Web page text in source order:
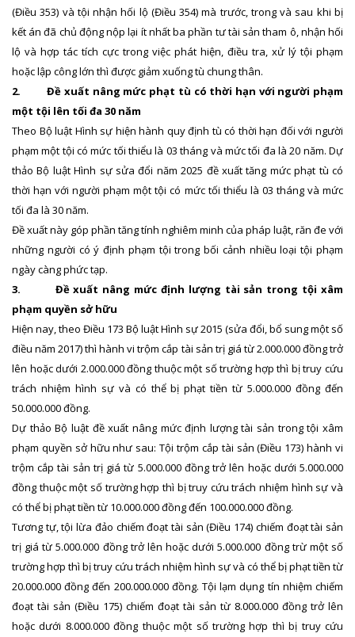
(Điều 353) và tội nhận hối lộ (Điều 354) mà trước, trong và sau khi bị
kết án đã chủ động nộp lại ít nhất ba phần tư tài sản tham ô, nhận hối
lộ và hợp tác tích cực trong việc phát hiện, điều tra, xử lý tội phạm
hoặc lập công lớn thì được giảm xuống tù chung thân.
2.
Đề xuất nâng mức phạt tù có thời hạn với người phạm
một tội lên tối đa 30 năm
Theo Bộ luật Hình sự hiện hành quy định tù có thời hạn đối với người
phạm một tội có mức tối thiểu là 03 tháng và mức tối đa là 20 năm. Dự
thảo Bộ luật Hình sự sửa đổi năm 2025 đề xuất tăng mức phạt tù có
thời hạn với người phạm một tội có mức tối thiểu là 03 tháng và mức
tối đa là 30 năm.
Đề xuất này góp phần tăng tính nghiêm minh của pháp luật, răn đe với
những người có ý định phạm tội trong bối cảnh nhiều loại tội phạm
ngày càng phức tạp.
3.
Đề xuất nâng mức định lượng tài sản trong tội xâm
phạm quyền sở hữu
Hiện nay, theo Điều 173 Bộ luật Hình sự 2015 (sửa đổi, bổ sung một số
điều năm 2017) thì hành vi trộm cắp tài sản trị giá từ 2.000.000 đồng trở
lên hoặc dưới 2.000.000 đồng thuộc một số trường hợp thì bị truy cứu
trách nhiệm hình sự và có thể bị phạt tiền từ 5.000.000 đồng đến
50.000.000 đồng.
Dự thảo Bộ luật đề xuất nâng mức định lượng tài sản trong tội xâm
phạm quyền sở hữu như sau: Tội trộm cắp tài sản (Điều 173) hành vi
trộm cắp tài sản trị giá từ 5.000.000 đồng trở lên hoặc dưới 5.000.000
đồng thuộc một số trường hợp thì bị truy cứu trách nhiệm hình sự và
có thể bị phạt tiền từ 10.000.000 đồng đến 100.000.000 đồng.
Tương tự, tội lừa đảo chiếm đoạt tài sản (Điều 174) chiếm đoạt tài sản
trị giá từ 5.000.000 đồng trở lên hoặc dưới 5.000.000 đồng trừ một số
trường hợp thì bị truy cứu trách nhiệm hình sự và có thể bị phạt tiền từ
20.000.000 đồng đến 200.000.000 đồng. Tội lạm dụng tín nhiệm chiếm
đoạt tài sản (Điều 175) chiếm đoạt tài sản từ 8.000.000 đồng trở lên
hoặc dưới 8.000.000 đồng thuộc một số trường hợp thì bị truy cứu